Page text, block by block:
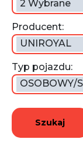
2 Wybrane
Producent:
UNIROYAL
Typ pojazdu:
OSOBOWY/
Szukaj